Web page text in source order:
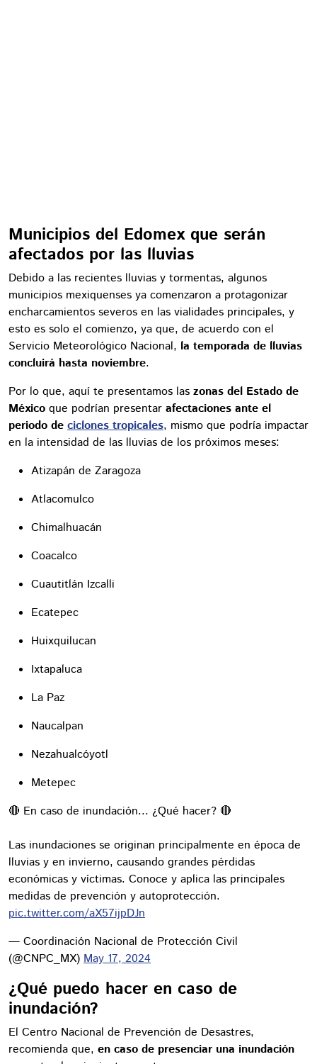
Municipios del Edomex que serán
afectados por las lluvias
Debido a las recientes lluvias y tormentas, algunos
municipios mexiquenses ya comenzaron a protagonizar
encharcamientos severos en las vialidades principales, y
esto es solo el comienzo, ya que, de acuerdo con el
Servicio Meteorológico Nacional, la temporada de lluvias
concluirá hasta noviembre.
Por lo que, aquí te presentamos las zonas del Estado de
México que podrían presentar afectaciones ante el
periodo de ciclones tropicales, mismo que podría impactar
en la intensidad de las lluvias de los próximos meses:
Atizapán de Zaragoza
Atlacomulco
Chimalhuacán
Coacalco
Cuautitlán Izcalli
Ecatepec
Huixquilucan
Ixtapaluca
La Paz
Naucalpan
Nezahualcóyotl
Metepec
🔴 En caso de inundación... ¿Qué hacer? 🔴
Las inundaciones se originan principalmente en época de
lluvias y en invierno, causando grandes pérdidas
económicas y víctimas. Conoce y aplica las principales
medidas de prevención y autoprotección.
pic.twitter.com/aX57ijpDJn
— Coordinación Nacional de Protección Civil
(@CNPC_MX) May 17, 2024
¿Qué puedo hacer en caso de
inundación?
El Centro Nacional de Prevención de Desastres,
recomienda que, en caso de presenciar una inundación